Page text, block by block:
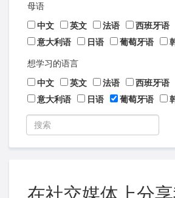
母语
中文
英文 法语 西班牙语
意大利语
日语 葡萄牙语
想学习的语言
中文
英文 法语 西班牙语
意大利语
日语 葡萄牙语